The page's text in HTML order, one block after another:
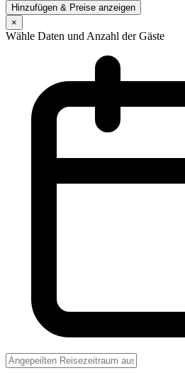
Hinzufügen & Preise anzeigen
×
Wähle Daten und Anzahl der Gäste